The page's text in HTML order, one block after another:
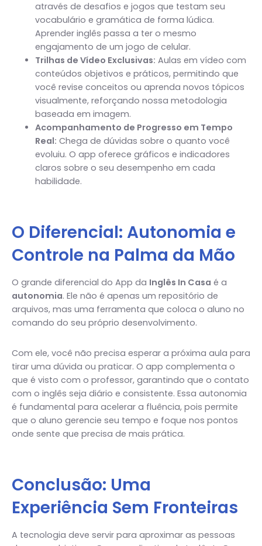
através de desafios e jogos que testam seu
vocabulário e gramática de forma lúdica.
Aprender inglês passa a ter o mesmo
engajamento de um jogo de celular.
Trilhas de Vídeo Exclusivas: Aulas em vídeo com
conteúdos objetivos e práticos, permitindo que
você revise conceitos ou aprenda novos tópicos
visualmente, reforçando nossa metodologia
baseada em imagem.
Acompanhamento de Progresso em Tempo
Real: Chega de dúvidas sobre o quanto você
evoluiu. O app oferece gráficos e indicadores
claros sobre o seu desempenho em cada
habilidade.
O Diferencial: Autonomia e
Controle na Palma da Mão
O grande diferencial do App da Inglês In Casa é a
autonomia. Ele não é apenas um repositório de
arquivos, mas uma ferramenta que coloca o aluno no
comando do seu próprio desenvolvimento.
Com ele, você não precisa esperar a próxima aula para
tirar uma dúvida ou praticar. O app complementa o
que é visto com o professor, garantindo que o contato
com o inglês seja diário e consistente. Essa autonomia
é fundamental para acelerar a fluência, pois permite
que o aluno gerencie seu tempo e foque nos pontos
onde sente que precisa de mais prática.
Conclusão: Uma
Experiência Sem Fronteiras
A tecnologia deve servir para aproximar as pessoas